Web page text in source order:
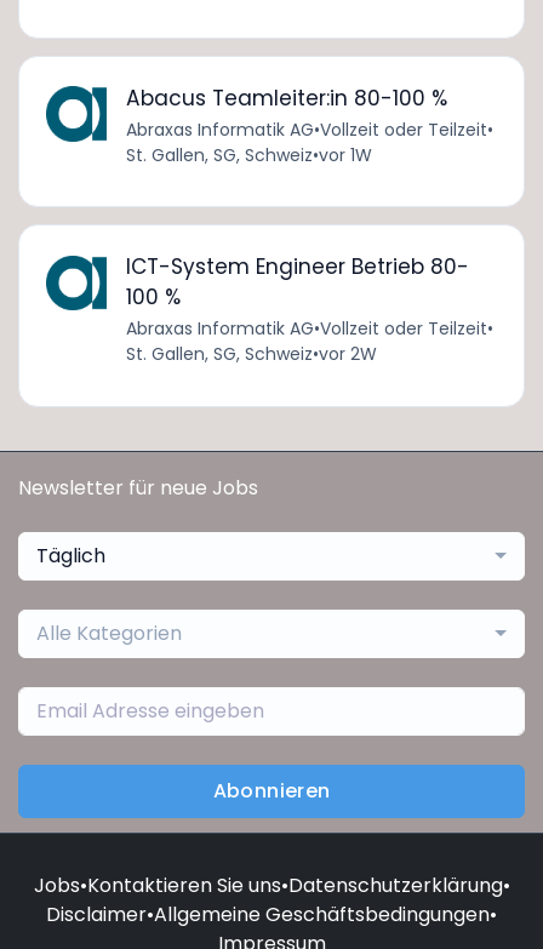
Abacus Teamleiter:in 80-100 %
Abraxas Informatik AG•Vollzeit oder Teilzeit•
St. Gallen, SG, Schweiz•vor 1W
ICT-System Engineer Betrieb 80-
100 %
Abraxas Informatik AG•Vollzeit oder Teilzeit•
St. Gallen, SG, Schweiz•vor 2W
Newsletter für neue Jobs
Täglich
Alle Kategorien
Abonnieren
Jobs•Kontaktieren Sie uns•Datenschutzerklärung•
Disclaimer•Allgemeine Geschäftsbedingungen•
Impressum